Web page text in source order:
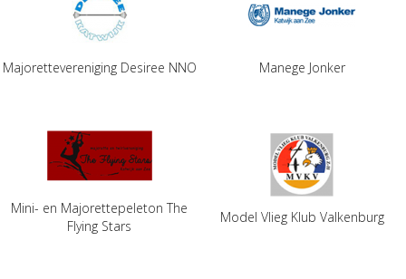
Majorettevereniging Desiree NNO Manege Jonker
Mini- en Majorettepeleton The
Flying Stars
Model Vlieg Klub Valkenburg